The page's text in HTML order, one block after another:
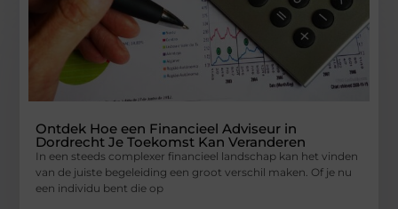
Ontdek Hoe een Financieel Adviseur in
Dordrecht Je Toekomst Kan Veranderen
In een steeds complexer financieel landschap kan het vinden
van de juiste begeleiding een groot verschil maken. Of je nu
een individu bent die op